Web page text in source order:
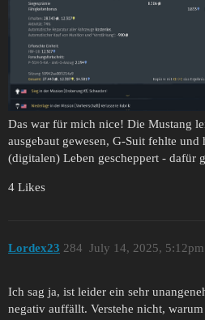
Das war für mich nice! Die Mustang
ausgebaut gewesen, G-Suit fehlte und
(digitalen) Leben gescheppert - dafür
4 Likes
Lordex23 July 14, 2025, 5:12pm
284
Ich sag ja, ist leider ein sehr
negativ auffällt. Verstehe nicht,